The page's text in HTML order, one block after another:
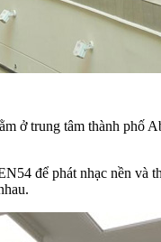
trung tâm thành phố
để phát nhạc nền và